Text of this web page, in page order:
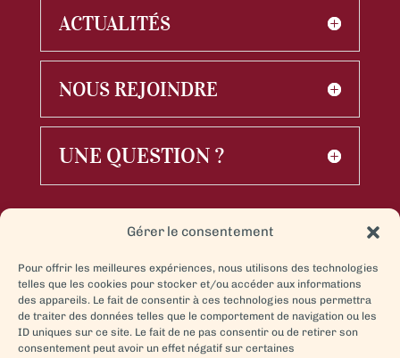
Gérer le consentement
Pour offrir les meilleures expériences, nous utilisons des technologies
telles que les cookies pour stocker et/ou accéder aux informations
des appareils. Le fait de consentir à ces technologies nous permettra
de traiter des données telles que le comportement de navigation ou les
ID uniques sur ce site. Le fait de ne pas consentir ou de retirer son
consentement peut avoir un effet négatif sur certaines
ACTUALITÉS
NOUS REJOINDRE
UNE QUESTION ?